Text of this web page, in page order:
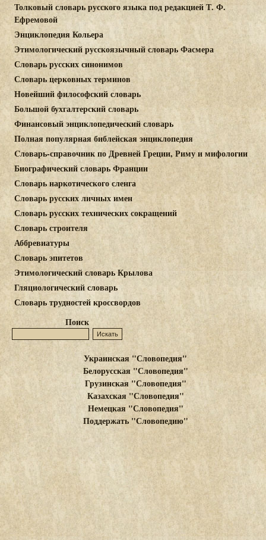
Толковый словарь русского языка под редакцией Т. Ф.
Ефремовой
Энциклопедия Кольера
Этимологический русскоязычный словарь Фасмера
Словарь русских синонимов
Словарь церковных терминов
Новейший философский словарь
Большой бухгалтерский словарь
Финансовый энциклопедический словарь
Полная популярная библейская энциклопедия
Cловарь-справочник по Древней Греции, Риму и мифологии
Биографический словарь Франции
Словарь наркотического сленга
Словарь русских личных имен
Словарь русских технических сокращений
Словарь строителя
Аббревиатуры
Словарь эпитетов
Этимологический словарь Крылова
Гляциологический словарь
Словарь трудностей кроссвордов
Поиск
Украинская "Словопедия"
Белорусская "Словопедия"
Грузинская "Словопедия"
Казахская "Словопедия"
Немецкая "Словопедия"
Поддержать "Словопедию"